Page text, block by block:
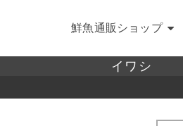
鮮魚通販ショップ
イワシ